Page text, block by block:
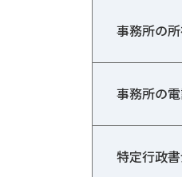
事務所の
事務所の
特定行政